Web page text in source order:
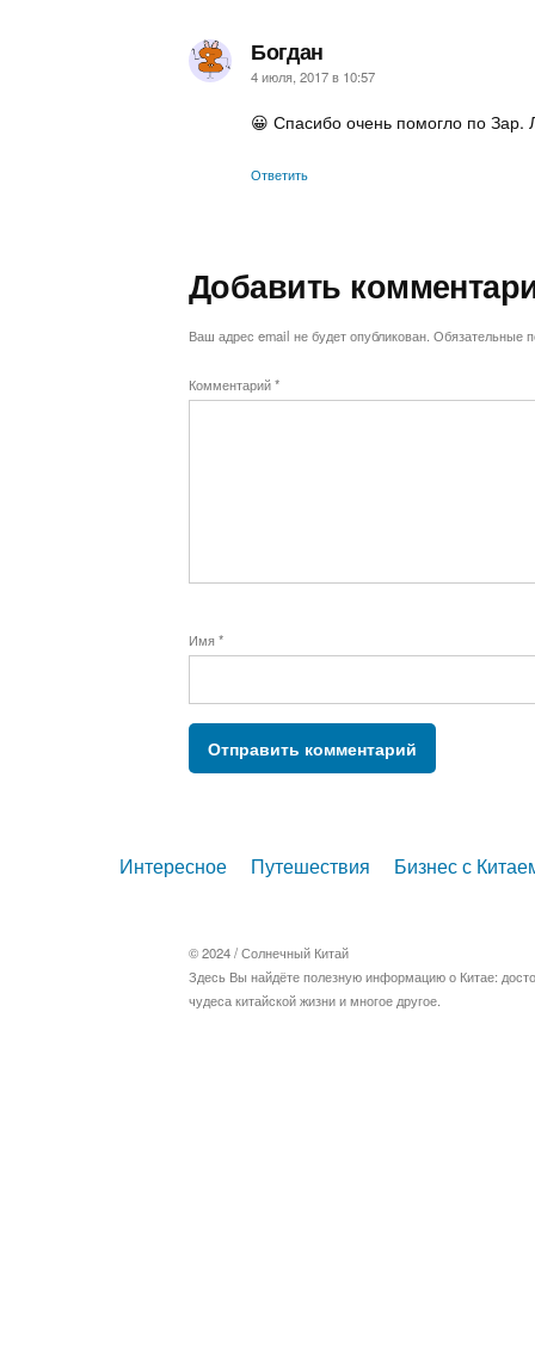
Богдан
пишет:
4 июля, 2017 в 10:57
😀 Спасибо очень помогло по Зар.
Ответить
Добавить
Ваш адрес email не будет опубликован. Обязательные
Комментарий*
Имя*
Интересное Путешествия Бизнес с
© 2024 /Солнечный Китай
Здесь Вы найдёте полезную информацию о Китае:
чудеса китайской жизни и многое другое.